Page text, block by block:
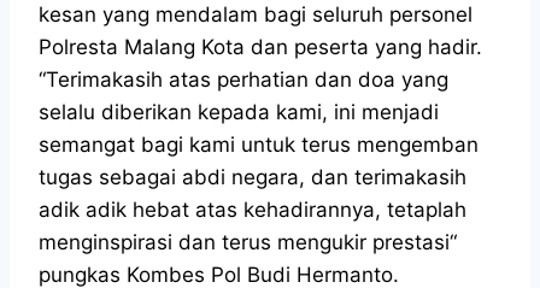
kesan yang mendalam bagi seluruh personel
Polresta Malang Kota dan peserta yang hadir.
“Terimakasih atas perhatian dan doa yang
selalu diberikan kepada kami, ini menjadi
semangat bagi kami untuk terus mengemban
tugas sebagai abdi negara, dan terimakasih
adik adik hebat atas kehadirannya, tetaplah
menginspirasi dan terus mengukir prestasi“
pungkas Kombes Pol Budi Hermanto.